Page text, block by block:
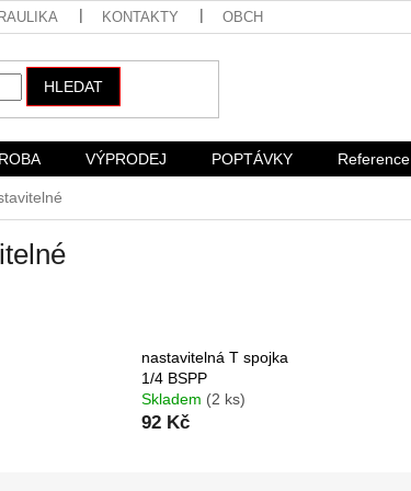
KONTAKTY OBCHODNÍ PODMÍNKY
HLEDAT
VÝPRODEJ POPTÁVKY Reference
nastavitelná T spojka
1/4 BSPP
Skladem (2 ks)
92 Kč